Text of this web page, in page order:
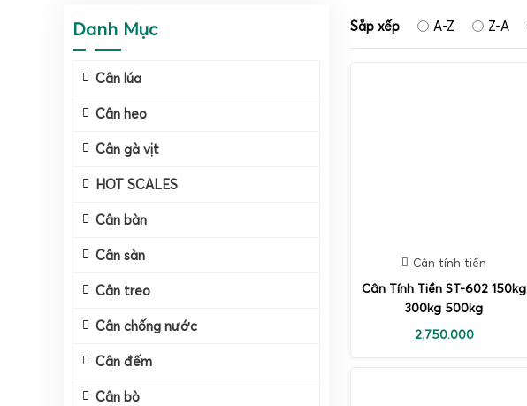
Danh Mục
Cân lúa
Cân heo
Cân gà vịt
HOT SCALES
Cân bàn
Cân sàn
Cân treo
Cân chống nước
Cân đếm
Cân bò
Sắp xếp A-Z Z-A
Cân tính tiền
Cân Tính Tiền ST-602 150kg
300kg 500kg
2.750.000